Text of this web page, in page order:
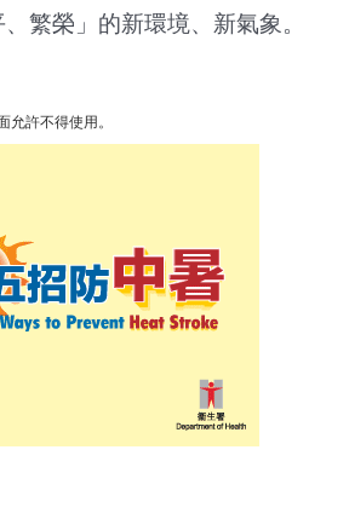
繁榮」的新環境、新氣象。
允許不得使用。